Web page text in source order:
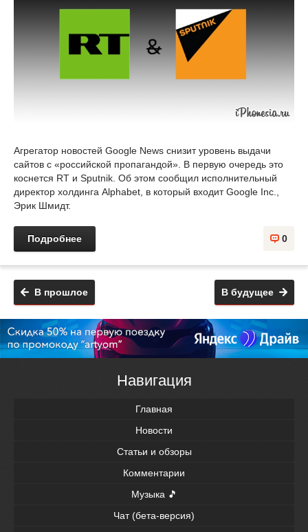
Агрегатор новостей Google News снизит уровень выдачи
сайтов с «российской пропагандой». В первую очередь это
коснется RT и Sputnik. Об этом сообщил исполнительный
директор холдинга Alphabet, в который входит Google Inc.,
Эрик Шмидт.
Подробнее 0
В будущее
В прошлое
Навигация
Главная
Новости
Статьи и обзоры
Комментарии
Музыка 🎵
Чат (бета-версия)